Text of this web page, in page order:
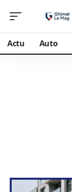
Actu Auto